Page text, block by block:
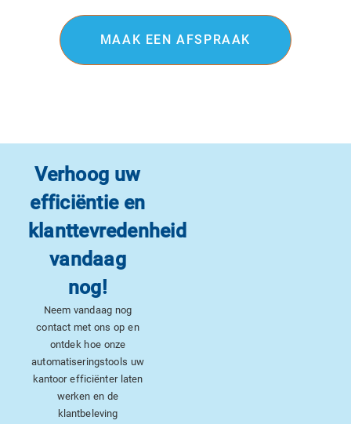
MAAK EEN AFSPRAAK
Verhoog uw
efficiëntie en
klanttevredenheid
vandaag
nog!
Neem vandaag nog
contact met ons op en
ontdek hoe onze
automatiseringstools uw
kantoor efficiënter laten
werken en de
klantbeleving